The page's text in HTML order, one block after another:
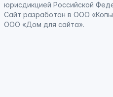
юрисдикцией Российской
Сайт разработан в ООО
ООО «Дом для сайта».